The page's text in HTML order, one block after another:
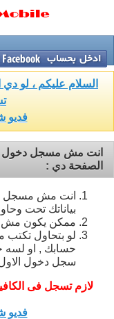
السلام عليكم ، لو
فديو
انت مش مسجل دخول
الصفحة دي :
انت مش مسجل
بياناتك تحت
ممكن يكون مش
لو بتحاول تكتب
حسابك , او
سجل دخول
لازم تسجل فى
فديو